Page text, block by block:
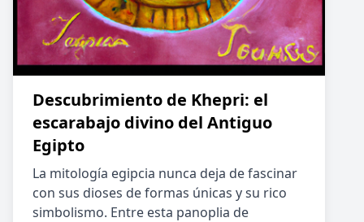
Descubrimiento de Khepri: el
escarabajo divino del Antiguo
Egipto
La mitología egipcia nunca deja de fascinar
con sus dioses de formas únicas y su rico
simbolismo. Entre esta panoplia de